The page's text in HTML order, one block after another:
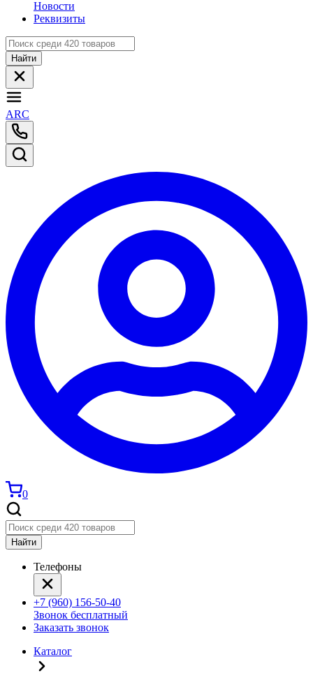
Новости
Реквизиты
Найти
ARC
0
Найти
Телефоны
+7 (960) 156-50-40
Звонок бесплатный
Заказать звонок
Каталог